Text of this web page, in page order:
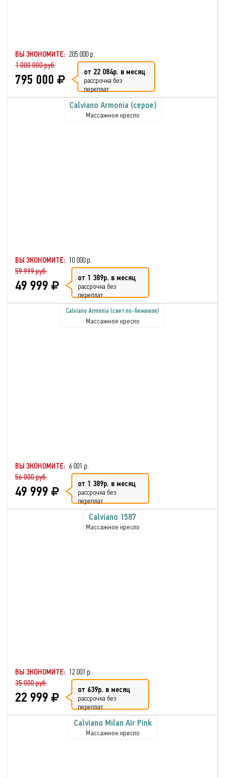
ВЫ ЭКОНОМИТЕ: 205 000 р.
1 000 000 руб.
795 000 от 22 084р. в месяц
рассрочка без
переплат
Calviano Armonia (серое)
Массажное кресло
ВЫ ЭКОНОМИТЕ: 10 000 р.
59 999 руб.
49 999 от 1 389р. в месяц
рассрочка без
переплат
Calviano Armonia (светло-бежевое)
Массажное кресло
ВЫ ЭКОНОМИТЕ: 6 001 р.
56 000 руб.
49 999 от 1 389р. в месяц
рассрочка без
переплат
Calviano 1587
Массажное кресло
ВЫ ЭКОНОМИТЕ: 12 001 р.
35 000 руб.
22 999 от 639р. в месяц
рассрочка без
переплат
Calviano Milan Аir Pink
Массажное кресло